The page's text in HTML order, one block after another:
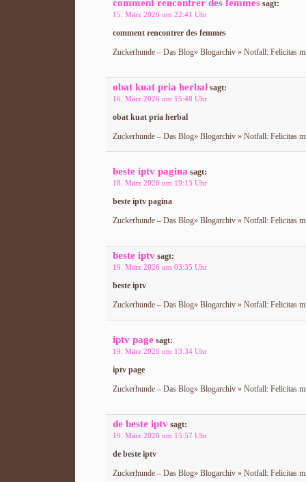
comment rencontrer des femmes sagt:
15. März 2026 um 22:41 Uhr
comment rencontrer des femmes
Zuckerhunde – Das Blog» Blogarchiv » Notfall: Felicitas
obat kuat pria herbal sagt:
16. März 2026 um 15:48 Uhr
obat kuat pria herbal
Zuckerhunde – Das Blog» Blogarchiv » Notfall: Felicitas
beste iptv pagina sagt:
18. März 2026 um 19:13 Uhr
beste iptv pagina
Zuckerhunde – Das Blog» Blogarchiv » Notfall: Felicitas
beste iptv sagt:
19. März 2026 um 03:35 Uhr
beste iptv
Zuckerhunde – Das Blog» Blogarchiv » Notfall: Felicitas
iptv page sagt:
19. März 2026 um 13:34 Uhr
iptv page
Zuckerhunde – Das Blog» Blogarchiv » Notfall: Felicitas
de beste iptv sagt:
19. März 2026 um 15:57 Uhr
de beste iptv
Zuckerhunde – Das Blog» Blogarchiv » Notfall: Felicitas